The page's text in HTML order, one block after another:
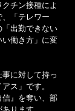
チン接種によ
「テレワー
「出勤できない
働き方」に変
に対して持っ
ス」です。
信』を奪い、部